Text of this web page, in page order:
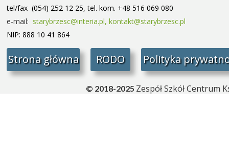
Strona główna Polityka
RODO
tel/fax (054) 252 12 25, tel. kom. +48 516 069 080
e-mail: starybrzesc@interia.pl, kontakt@starybrzesc.pl
NIP: 888 10 41 864
© 2018-2025 Zespół Szkół Centrum